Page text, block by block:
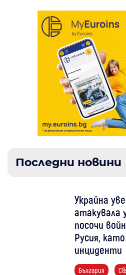
Последни новини
Украйна
атакувала
посочи
Русия,
инциденти
България